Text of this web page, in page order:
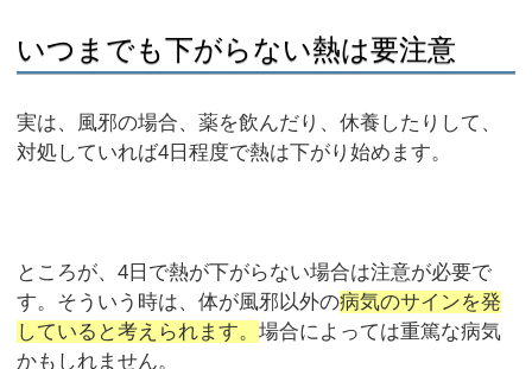
いつまでも下がらない熱は要注意
実は、風邪の場合、薬を飲んだり、休養したりして、
対処していれば4日程度で熱は下がり始めます。
ところが、4日で熱が下がらない場合は注意が必要で
す。そういう時は、体が風邪以外の病気のサインを発
していると考えられます。場合によっては重篤な病気
かもしれません。